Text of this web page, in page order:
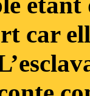
car